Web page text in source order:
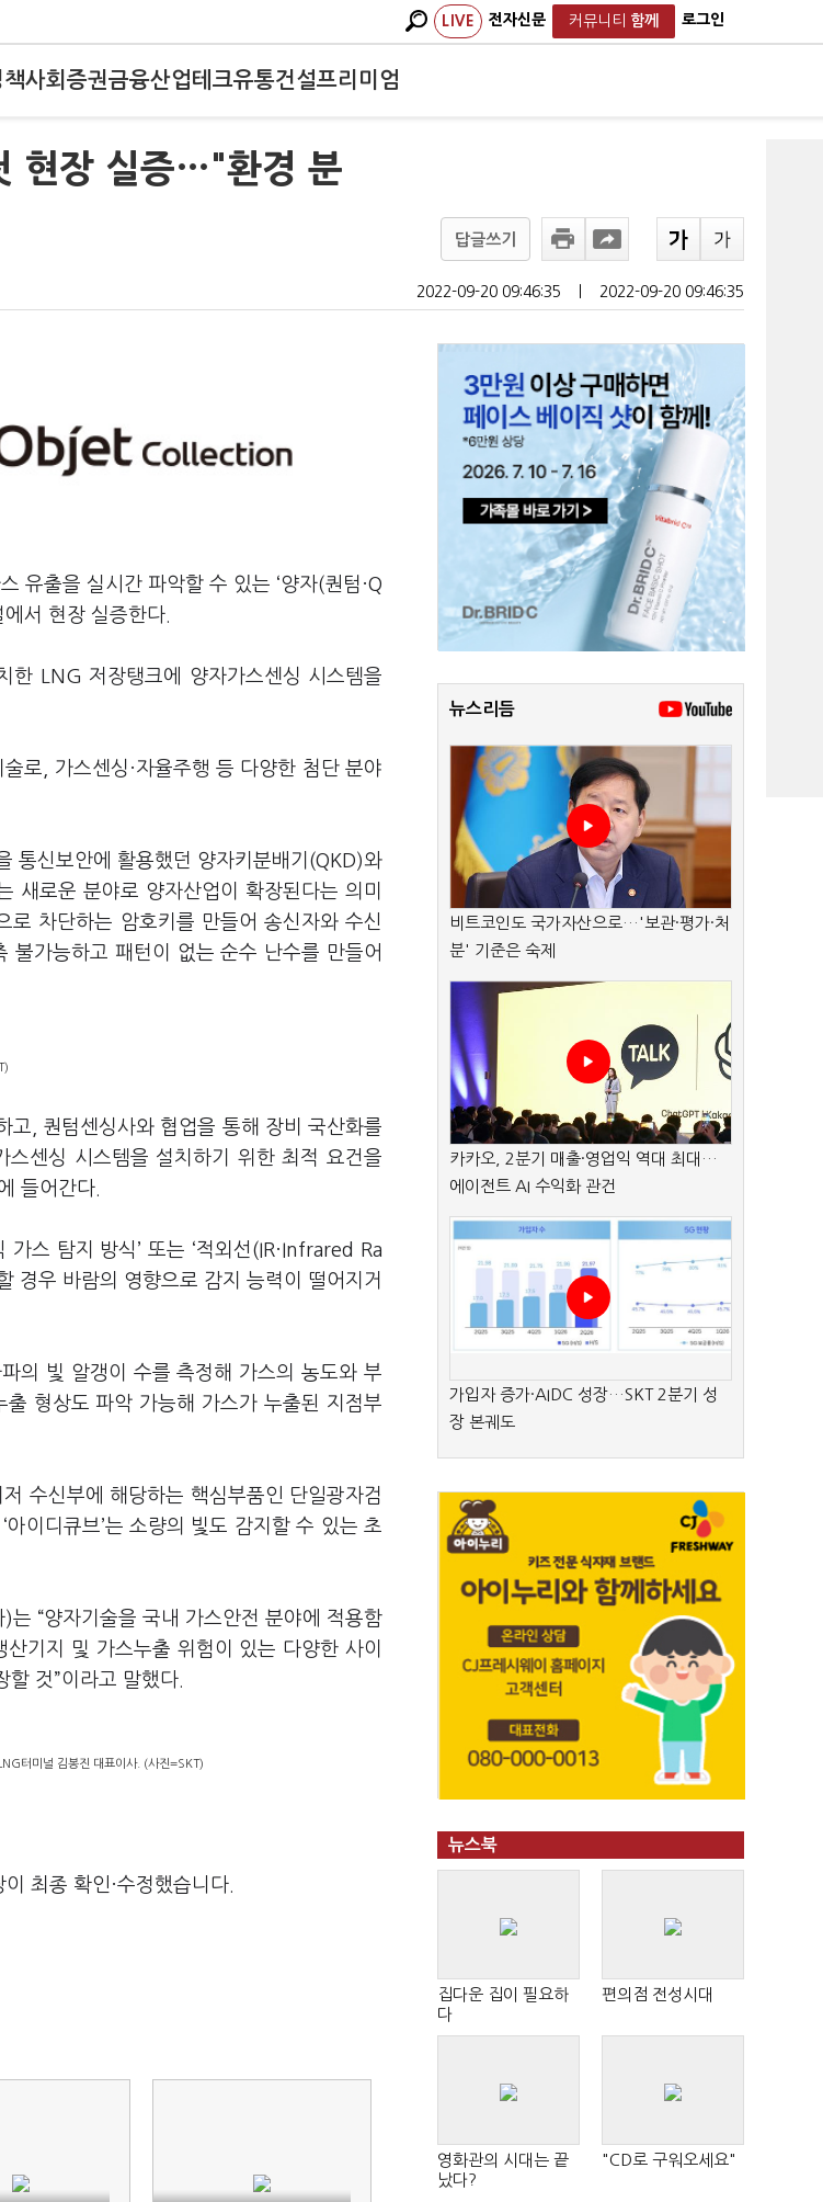
LIVE 전자신문 커뮤니티 함께 로그인
책사회 증권금융산업테크유통건설프리미엄
현장 실증…"환경 분
답글쓰기
2022-09-20 09:46:35 2022-09-20 09:46:35
유출을 실시간 파악할 수 있는 ‘양자(퀀텀·Q
서 현장 실증한다.
한 LNG 저장탱크에 양자가스센싱 시스템을
로, 가스센싱·자율주행 등 다양한 첨단 분야
통신보안에 활용했던 양자키분배기(QKD)와
로운 분야로 양자산업이 확장된다는 의미
차단하는 암호키를 만들어 송신자와 수신
불가능하고 패턴이 없는 순수 난수를 만들어
고, 퀀텀센싱사와 협업을 통해 장비 국산화를
센싱 시스템을 설치하기 위한 최적 요건을
들어간다.
스 탐지 방식’ 또는 ‘적외선(IR·Infrared Ra
경우 바람의 영향으로 감지 능력이 떨어지거
의 빛 알갱이 수를 측정해 가스의 농도와 부
형상도 파악 가능해 가스가 누출된 지점부
수신부에 해당하는 핵심부품인 단일광자검
이디큐브’는 소량의 빛도 감지할 수 있는 초
“양자기술을 국내 가스안전 분야에 적용함
기지 및 가스누출 위험이 있는 다양한 사이
것”이라고 말했다.
터미널 김봉진 대표이사. (사진=SKT)
최종 확인·수정했습니다.
뉴스리듬
비트코인도 국가자산으로…'보관·평가·처
분' 기준은 숙제
카카오, 2분기 매출·영업익 역대 최대…
에이전트 AI 수익화 관건
가입자 증가·AIDC 성장…SKT 2분기 성
장 본궤도
뉴스북
집다운 집이 필요하
다
편의점 전성시대
영화관의 시대는 끝
났다?
"CD로 구워오세요"